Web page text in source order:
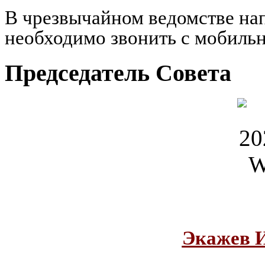
В чрезвычайном ведомстве
необходимо звонить с
Председатель Совета
Экажев